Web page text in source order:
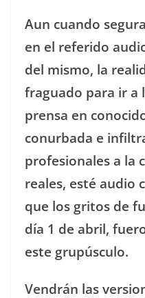
Aun cuando
en el referido
del mismo, la
fraguado para ir a
prensa en
conurbada e
profesionales a la
reales, esté audio
que los gritos de
día 1 de abril,
este grupúsculo.
Vendrán las